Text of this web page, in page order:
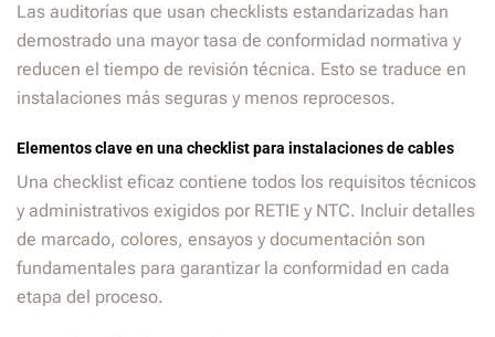
Las auditorías que usan checklists estandarizadas han
demostrado una mayor tasa de conformidad normativa y
reducen el tiempo de revisión técnica. Esto se traduce en
instalaciones más seguras y menos reprocesos.
Elementos clave en una checklist para instalaciones de cables
Una checklist eficaz contiene todos los requisitos técnicos
y administrativos exigidos por RETIE y NTC. Incluir detalles
de marcado, colores, ensayos y documentación son
fundamentales para garantizar la conformidad en cada
etapa del proceso.